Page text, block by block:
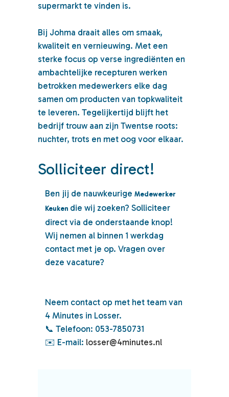
supermarkt te vinden is.
Bij Johma draait alles om smaak,
kwaliteit en vernieuwing. Met een
sterke focus op verse ingrediënten en
ambachtelijke recepturen werken
betrokken medewerkers elke dag
samen om producten van topkwaliteit
te leveren. Tegelijkertijd blijft het
bedrijf trouw aan zijn Twentse roots:
nuchter, trots en met oog voor elkaar.
Solliciteer direct!
Ben jij de nauwkeurige Medewerker
Keuken die wij zoeken? Solliciteer
direct via de onderstaande knop!
Wij nemen al binnen 1 werkdag
contact met je op. Vragen over
deze vacature?
Neem contact op met het team van
4 Minutes in Losser.
📞 Telefoon: 053-7850731
✉️ E-mail: losser@4minutes.nl